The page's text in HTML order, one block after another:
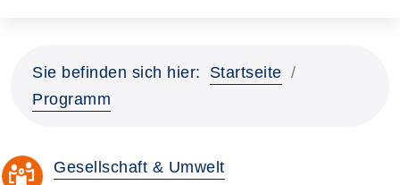
Sie befinden sich hier:
Startseite
Programm
Gesellschaft & Umwelt